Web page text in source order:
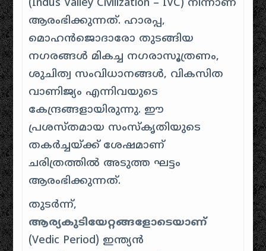
(Indus Valley Civilization – IVC) നിന്നാണ്
ആരംഭിക്കുന്നത്. ഹാരപ്പ,
മൊഹൻജൊദാരോ തുടങ്ങിയ
നഗരങ്ങൾ മികച്ച നഗരാസൂത്രണം,
ശുചിത്വ സംവിധാനങ്ങൾ, വികസിത
വാണിജ്യം എന്നിവയുടെ
കേന്ദ്രങ്ങളായിരുന്നു. ഈ
പ്രശസ്തമായ സംസ്കൃതിയുടെ
തകർച്ചയ്ക്ക് ശേഷമാണ്
ചരിത്രത്തിൽ അടുത്ത ഘട്ടം
ആരംഭിക്കുന്നത്.
തുടർന്ന്,
ആര്യകുടിയേറ്റങ്ങളോടെയാണ്
(Vedic Period) ഇന്ത്യൻ